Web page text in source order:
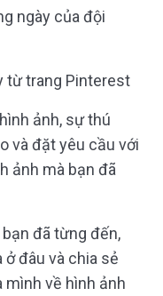
ngày của đội
từ trang Pinterest
ảnh, sự thú
và đặt yêu cầu với
ảnh mà bạn đã
đã từng đến,
ở đâu và chia sẻ
về hình ảnh